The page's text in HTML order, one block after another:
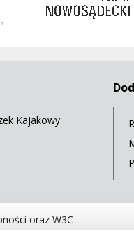
3 korony
Kajakowy
oraz W3C